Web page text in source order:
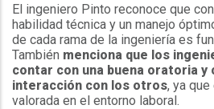
El ingeniero Pinto reconoce que
habilidad técnica y un manejo
de cada rama de la ingeniería es
También menciona que los
contar con una buena oratoria y
interacción con los otros, ya
valorada en el entorno laboral.